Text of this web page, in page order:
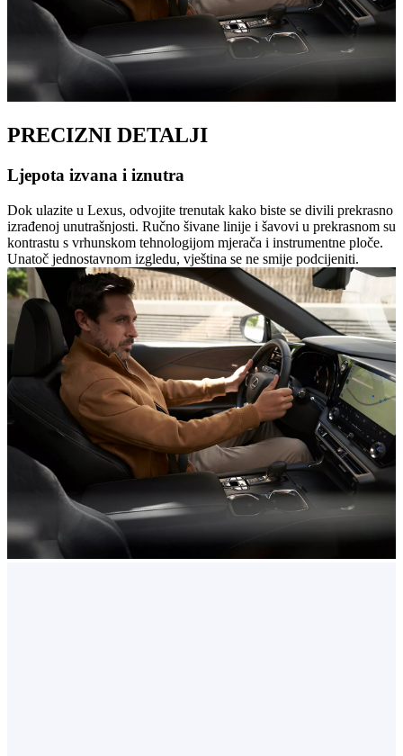
PRECIZNI DETALJI
Ljepota izvana i iznutra
Dok ulazite u Lexus, odvojite trenutak kako biste se divili prekrasno
izrađenoj unutrašnjosti. Ručno šivane linije i šavovi u prekrasnom su
kontrastu s vrhunskom tehnologijom mjerača i instrumentne ploče.
Unatoč jednostavnom izgledu, vještina se ne smije podcijeniti.